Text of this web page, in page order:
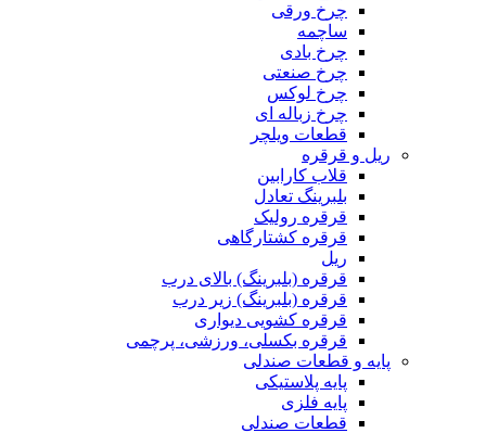
چرخ ورقی
ساچمه
چرخ بادی
چرخ صنعتی
چرخ لوکس
چرخ زباله ای
قطعات ویلچر
ریل و قرقره
قلاب کارابین
بلبرینگ تعادل
قرقره رولیک
قرقره کشتارگاهی
ریل
قرقره (بلبرینگ) بالای درب
قرقره (بلبرینگ) زیر درب
قرقره کشویی دیواری
قرقره بکسلی، ورزشی، پرچمی
پایه و قطعات صندلی
پایه پلاستیکی
پایه فلزی
قطعات صندلی